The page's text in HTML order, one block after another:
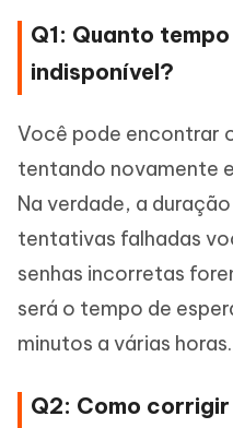
Q1: Quanto
indisponível?
Você pode encontrar
tentando novamente
Na verdade, a
tentativas falhadas
senhas incorretas
será o tempo de
minutos a várias horas.
Q2: Como